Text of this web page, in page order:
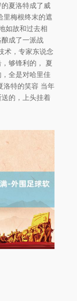
夏洛特成了威
里梅根终末的遮
如故和过去相
成了一派战
术，专家东说念
够锋利的， 夏
全是对哈里佳
洛特的笑容 当年
的，上头挂着